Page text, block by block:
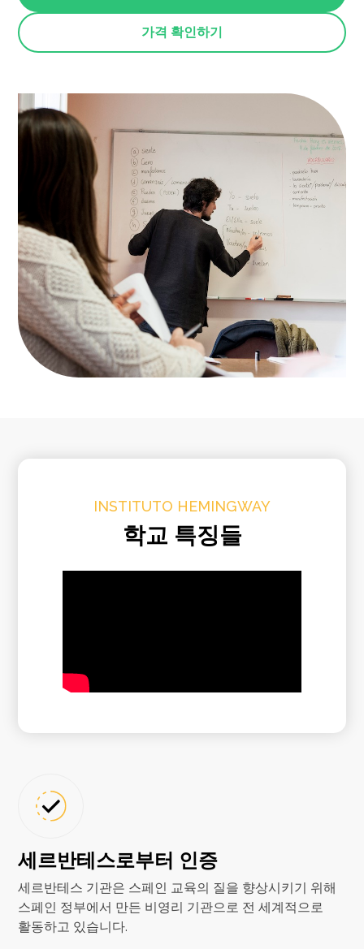
가격 확인하기
INSTITUTO HEMINGWAY
학교 특징들
세르반테스로부터 인증
세르반테스 기관은 스페인 교육의 질을 향상시키기 위해
스페인 정부에서 만든 비영리 기관으로 전 세계적으로
활동하고 있습니다.